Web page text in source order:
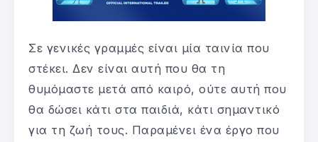
Σε γενικές γραμμές είναι μία ταινία που
στέκει. Δεν είναι αυτή που θα τη
θυμόμαστε μετά από καιρό, ούτε αυτή που
θα δώσει κάτι στα παιδιά, κάτι σημαντικό
για τη ζωή τους. Παραμένει ένα έργο που